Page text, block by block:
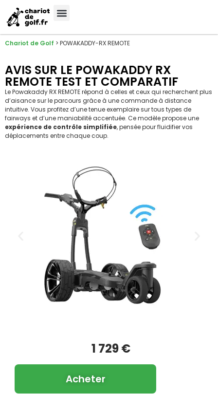
Chariot de Golf > POWAKADDY-RX REMOTE
AVIS SUR LE POWAKADDY RX
REMOTE TEST ET COMPARATIF
Le Powakaddy RX REMOTE répond à celles et ceux qui recherchent plus
d’aisance sur le parcours grâce à une commande à distance
intuitive. Vous profitez d’une tenue exemplaire sur tous types de
fairways et d’une maniabilité accentuée. Ce modèle propose une
expérience de contrôle simplifiée, pensée pour fluidifier vos
déplacements entre chaque coup.
1 729 €
Acheter